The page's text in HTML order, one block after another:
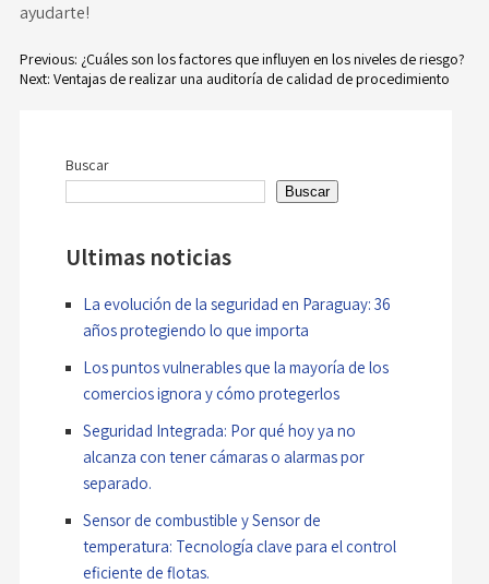
ayudarte!
entradas
Previous: ¿Cuáles son los factores que influyen en los niveles de riesgo?
Next: Ventajas de realizar una auditoría de calidad de procedimiento
Buscar
Buscar
Ultimas noticias
La evolución de la seguridad en Paraguay: 36
años protegiendo lo que importa
Los puntos vulnerables que la mayoría de los
comercios ignora y cómo protegerlos
Seguridad Integrada: Por qué hoy ya no
alcanza con tener cámaras o alarmas por
separado.
Sensor de combustible y Sensor de
temperatura: Tecnología clave para el control
eficiente de flotas.